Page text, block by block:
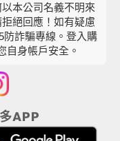
本公司名義不明來
絕回應！如有疑慮
防詐騙專線。登入購
自身帳戶安全。
APP